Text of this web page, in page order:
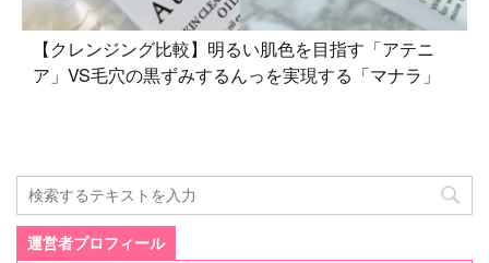
【クレンジング比較】明るい肌色を目指す「アテニ
ア」VS毛穴の黒ずみするんっを実現する「マナラ」
運営者プロフィール